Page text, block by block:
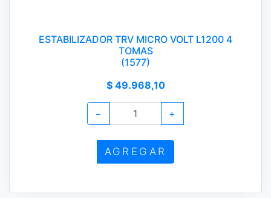
ESTABILIZADOR TRV MICRO VOLT L1200 4
TOMAS
(1577)
$ 49.968,10
− +
AGREGAR